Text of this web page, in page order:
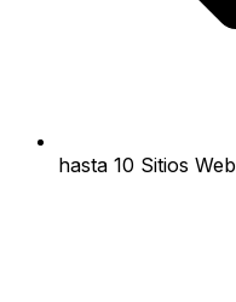
hasta 10 Sitios Web